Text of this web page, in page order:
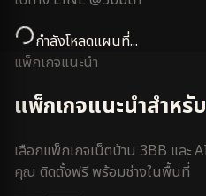
กำลังโหลดแผนที่...
แพ็กเกจแนะนำ
แพ็กเกจแนะนำสำหรับ
เลือกแพ็กเกจเน็ตบ้าน 3BB และ
คุณ ติดตั้งฟรี พร้อมช่างในพื้นที่